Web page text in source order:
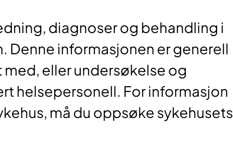
diagnoser og behandling i
Denne informasjonen er generell
eller undersøkelse og
helsepersonell. For informasjon
må du oppsøke sykehusets